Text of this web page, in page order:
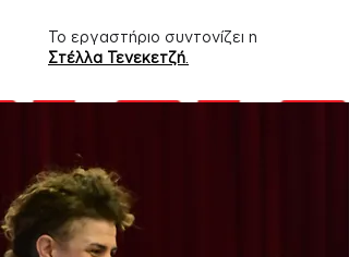
Το εργαστήριο συντονίζει η
Στέλλα Τενεκετζή